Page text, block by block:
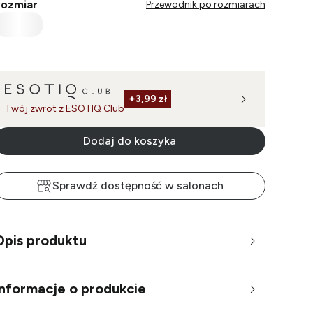
Przewodnik po rozmiarach
Twój zwrot z ESOTIQ Club
+3,99 zł
Dodaj do koszyka
Sprawdź dostępność w salonach
produktu
o produkcie